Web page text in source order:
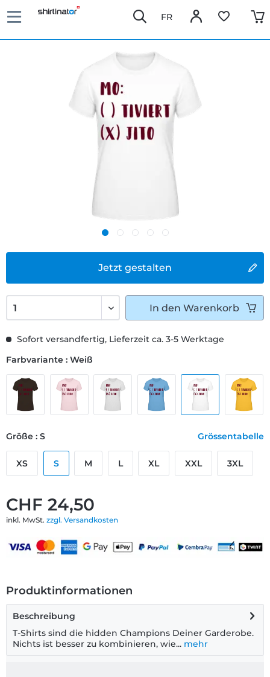
FR
Jetzt gestalten
CHF 24,50
inkl. MwSt. zzgl. Versandkosten
Sofort versandfertig, Lieferzeit ca. 3-5 Werktage
Farbvariante : Weiß
Größe : S Grössentabelle
XS S M L XL XXL 3XL
In den Warenkorb
Produktinformationen
Beschreibung
T-Shirts sind die hidden Champions Deiner Garderobe.
Nichts ist besser zu kombinieren, wie... mehr